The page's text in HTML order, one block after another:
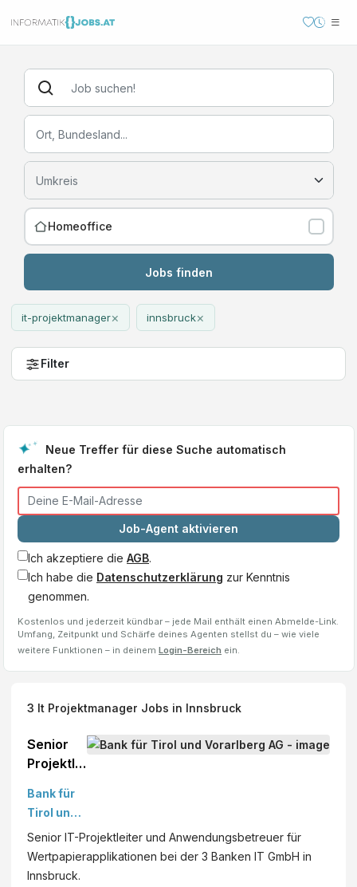
Homeoffice
Jobs finden
it-projektmanager× innsbruck×
Filter
Neue Treffer für diese Suche automatisch
erhalten?
Job-Agent aktivieren
Ich akzeptiere die AGB.
Ich habe die Datenschutzerklärung zur Kenntnis
genommen.
Kostenlos und jederzeit kündbar – jede Mail enthält einen Abmelde-Link.
Umfang, Zeitpunkt und Schärfe deines Agenten stellst du – wie viele
weitere Funktionen – in deinem Login-Bereich ein.
3 It Projektmanager Jobs in Innsbruck
Senior
Projektlei
ndungsb
etreuer -
Wertpapi
erapplika
tionen
Bank für
Tirol und
Vorarlber
g AG
Senior IT-Projektleiter und Anwendungsbetreuer für
Wertpapierapplikationen bei der 3 Banken IT GmbH in
Innsbruck.